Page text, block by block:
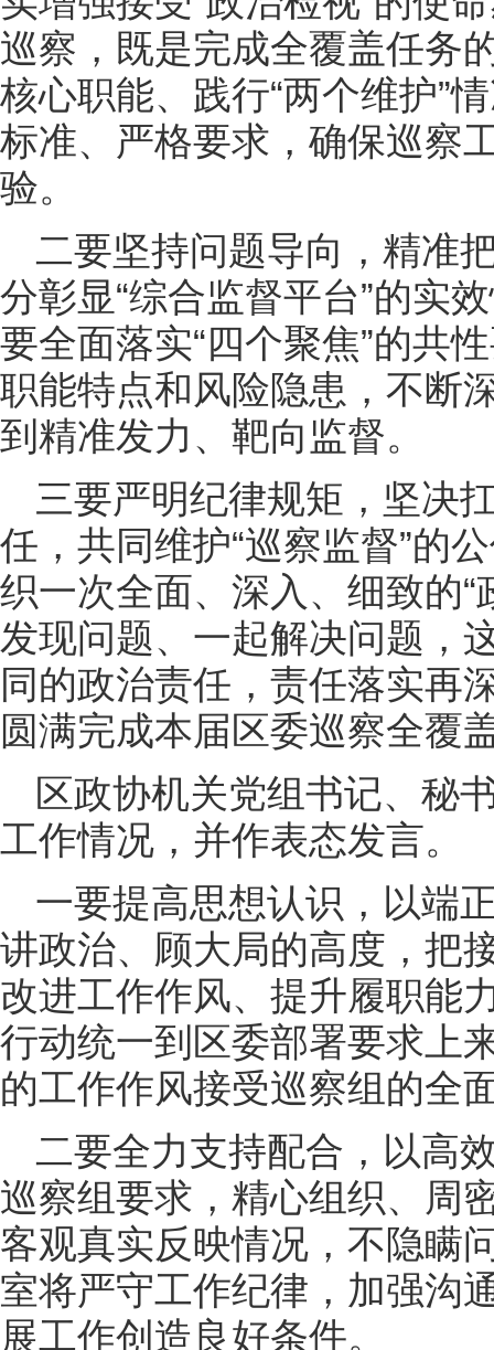
巡察，既是完成全覆盖任务
核心职能、践行“两个维护”
标准、严格要求，确保巡察
验。
二要坚持问题导向，精准
分彰显“综合监督平台”的实
要全面落实“四个聚焦”的共
职能特点和风险隐患，不断
到精准发力、靶向监督。
三要严明纪律规矩，坚决
任，共同维护“巡察监督”的
织一次全面、深入、细致的
发现问题、一起解决问题，
同的政治责任，责任落实再
圆满完成本届区委巡察全覆
区政协机关党组书记、秘
工作情况，并作表态发言。
一要提高思想认识，以端
讲政治、顾大局的高度，把
改进工作作风、提升履职能
行动统一到区委部署要求上
的工作作风接受巡察组的全
二要全力支持配合，以高
巡察组要求，精心组织、周
客观真实反映情况，不隐瞒
室将严守工作纪律，加强沟
展工作创造良好条件。